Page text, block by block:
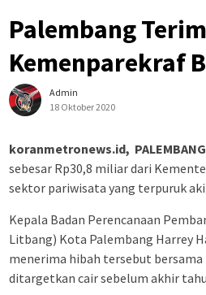
Palembang
Kemenparekraf
Admin
18 Oktober 2020
koranmetronews.id, PALEMBANG
sebesar Rp30,8 miliar dari
sektor pariwisata yang terpuruk
Kepala Badan Perencanaan
Litbang) Kota Palembang Harrey
menerima hibah tersebut
ditargetkan cair sebelum akhir